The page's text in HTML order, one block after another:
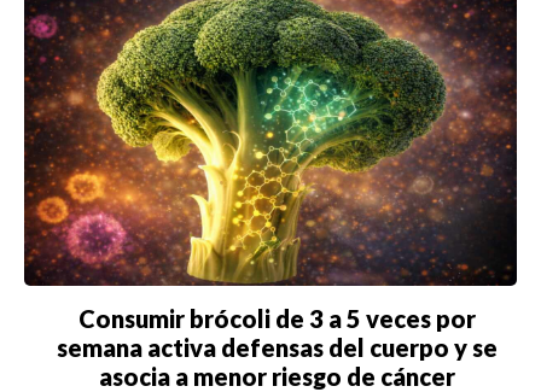
Consumir brócoli de 3 a 5 veces por
semana activa defensas del cuerpo y se
asocia a menor riesgo de cáncer